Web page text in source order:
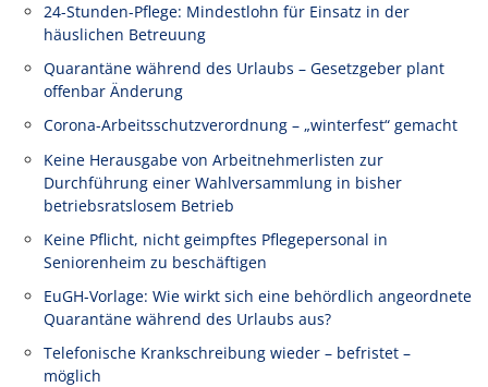
24-Stunden-Pflege: Mindestlohn für Einsatz in der
häuslichen Betreuung
Quarantäne während des Urlaubs – Gesetzgeber plant
offenbar Änderung
Corona-Arbeitsschutzverordnung – „winterfest“ gemacht
Keine Herausgabe von Arbeitnehmerlisten zur
Durchführung einer Wahlversammlung in bisher
betriebsratslosem Betrieb
Keine Pflicht, nicht geimpftes Pflegepersonal in
Seniorenheim zu beschäftigen
EuGH-Vorlage: Wie wirkt sich eine behördlich angeordnete
Quarantäne während des Urlaubs aus?
Telefonische Krankschreibung wieder – befristet –
möglich